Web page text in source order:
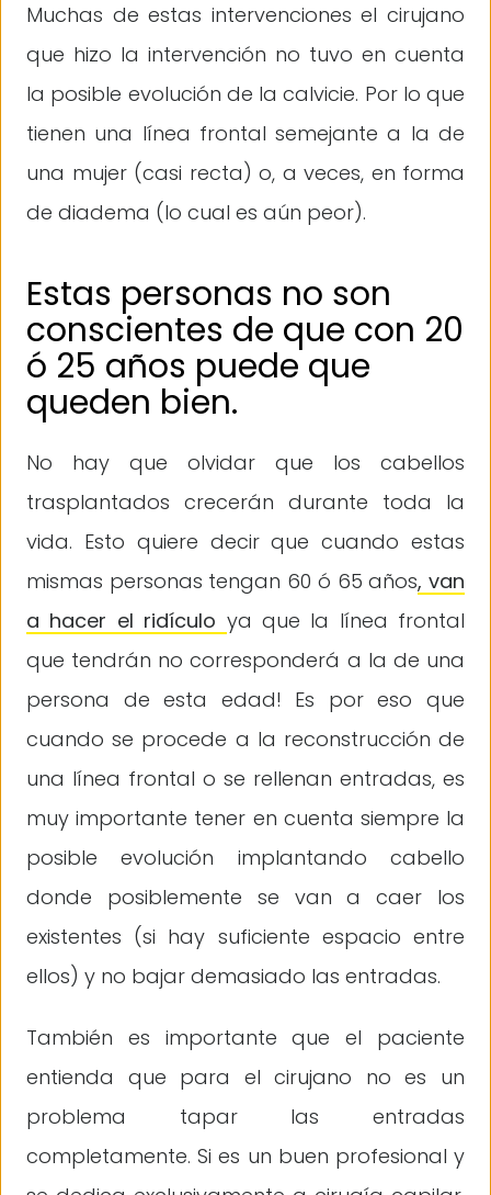
Muchas de estas intervenciones el cirujano
que hizo la intervención no tuvo en cuenta
la posible evolución de la calvicie. Por lo que
tienen una línea frontal semejante a la de
una mujer (casi recta) o, a veces, en forma
de diadema (lo cual es aún peor).
Estas personas no son
conscientes de que con 20
ó 25 años puede que
queden bien.
No hay que olvidar que los cabellos
trasplantados crecerán durante toda la
vida. Esto quiere decir que cuando estas
mismas personas tengan 60 ó 65 años, van
a hacer el ridículo ya que la línea frontal
que tendrán no corresponderá a la de una
persona de esta edad! Es por eso que
cuando se procede a la reconstrucción de
una línea frontal o se rellenan entradas, es
muy importante tener en cuenta siempre la
posible evolución implantando cabello
donde posiblemente se van a caer los
existentes (si hay suficiente espacio entre
ellos) y no bajar demasiado las entradas.
También es importante que el paciente
entienda que para el cirujano no es un
problema tapar las entradas
completamente. Si es un buen profesional y